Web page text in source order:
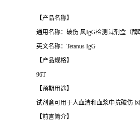
【产品名称】
通用名称：破伤 风IgG检测试剂盒（酶
英文名称：Tetanus IgG
【产品规格】
96T
【预期用途】
试剂盒可用于人血清和血浆中抗破伤
【前言简介】